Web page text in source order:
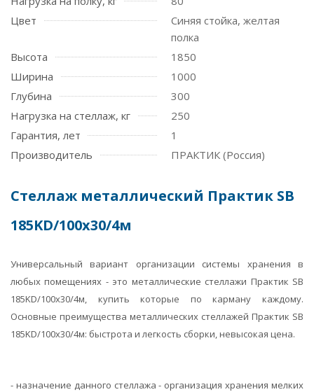
Цвет
Синяя стойка, желтая
полка
Высота
1850
Ширина
1000
Глубина
300
Нагрузка на стеллаж, кг
250
Гарантия, лет
1
Производитель
ПРАКТИК (Россия)
Стеллаж металлический Практик SB
185KD/100x30/4м
Универсальный вариант организации системы хранения в
любых помещениях - это металлические стеллажи Практик SB
185KD/100x30/4м, купить которые по карману каждому.
Основные преимущества металлических стеллажей Практик SB
185KD/100x30/4м: быстрота и легкость сборки, невысокая цена.
- назначение данного стеллажа - организация хранения мелких